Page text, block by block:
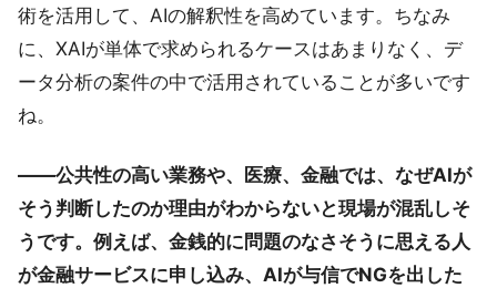
術を活用して、AIの解釈性を高めています。ちなみ
に、XAIが単体で求められるケースはあまりなく、デ
ータ分析の案件の中で活用されていることが多いです
ね。
――公共性の高い業務や、医療、金融では、なぜAIが
そう判断したのか理由がわからないと現場が混乱しそ
うです。例えば、金銭的に問題のなさそうに思える人
が金融サービスに申し込み、AIが与信でNGを出した